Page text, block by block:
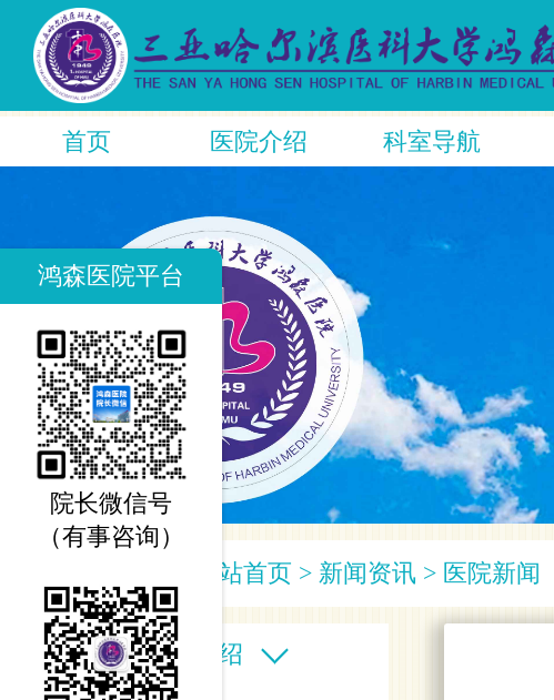
首页 医院介绍 科室导航
网站首页 > 新闻资讯 > 医院新闻
医院介绍
鸿森医院平台
院长微信号
（有事咨询）